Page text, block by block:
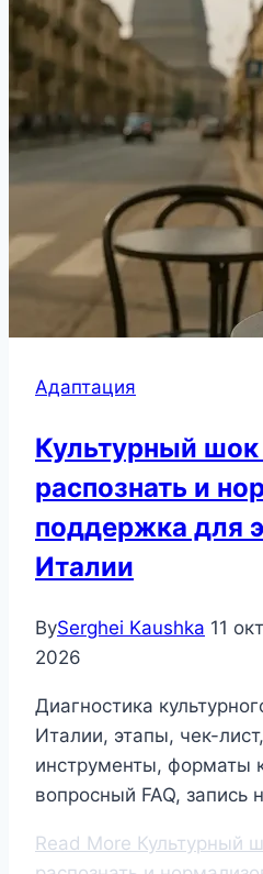
Адаптация
Культурный шок
распознать и
поддержка для
Италии
BySerghei Kaushka 11
2026
Диагностика
Италии, этапы, чек-
инструменты, форматы
вопросный FAQ, запись
Read More Культурный